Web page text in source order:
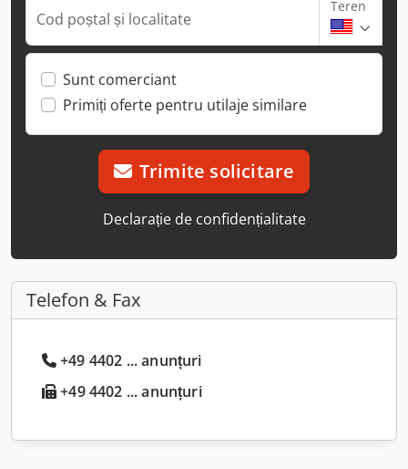
Cod poștal și localitate
Teren
Sunt comerciant
Primiți oferte pentru utilaje similare
Trimite solicitare
Declarație de confidențialitate
Telefon & Fax
+49 4402 ... anunțuri
+49 4402 ... anunțuri